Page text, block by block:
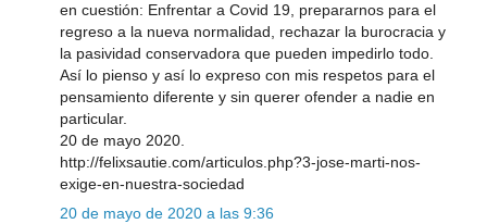
en cuestión: Enfrentar a Covid 19, prepararnos para el
regreso a la nueva normalidad, rechazar la burocracia y
la pasividad conservadora que pueden impedirlo todo.
Así lo pienso y así lo expreso con mis respetos para el
pensamiento diferente y sin querer ofender a nadie en
particular.
20 de mayo 2020.
http://felixsautie.com/articulos.php?3-jose-marti-nos-
exige-en-nuestra-sociedad
20 de mayo de 2020 a las 9:36